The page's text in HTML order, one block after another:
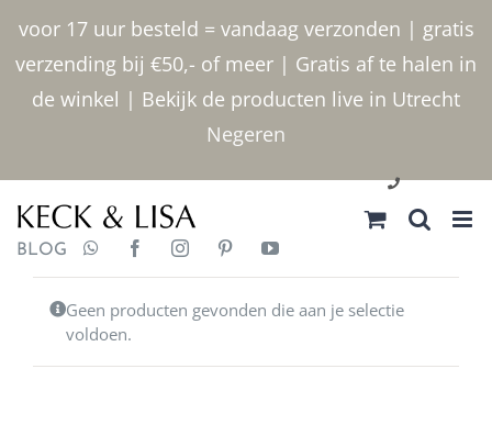
voor 17 uur besteld = vandaag verzonden | gratis
verzending bij €50,- of meer | Gratis af te halen in
de winkel | Bekijk de producten live in Utrecht
Negeren
inhoud
030 2400000
BLOG
Geen producten gevonden die aan je selectie
voldoen.